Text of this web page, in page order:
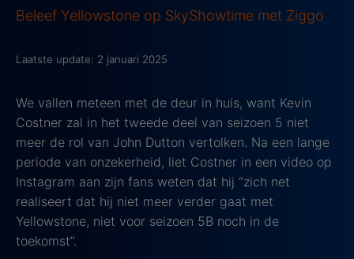
Beleef Yellowstone op SkyShowtime met Ziggo
Laatste update: 2 januari 2025
We vallen meteen met de deur in huis, want Kevin
Costner zal in het tweede deel van seizoen 5 niet
meer de rol van John Dutton vertolken. Na een lange
periode van onzekerheid, liet Costner in een video op
Instagram aan zijn fans weten dat hij “zich net
realiseert dat hij niet meer verder gaat met
Yellowstone, niet voor seizoen 5B noch in de
toekomst”.